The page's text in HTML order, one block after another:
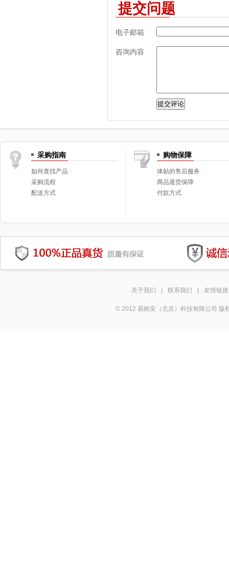
提交问题
电子邮箱
咨询内容
采购指南
如何查找产品
采购流程
配送方式
购物保障
体贴的售后服务
商品退货保障
付款方式
关于我们 联系我们 友情链接
© 2012 易购安（北京）科技有限公司 版